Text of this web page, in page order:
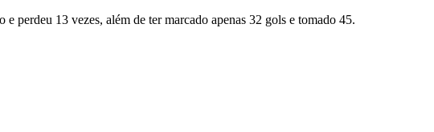
perdeu 13 vezes, além de ter marcado apenas 32 gols e tomado 45.